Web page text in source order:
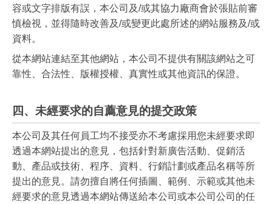
容或文字排版有誤，本公司及/或其協力廠商會於張貼前審
慎檢視，並得隨時改善及/或變更此處所述的網站服務及/或
資料。
從本網站連結至其他網站，本公司不提供有關該網站之可
靠性、合法性、版權授權、真實性或其他資訊的保證。
四、未經要求的自薦意見的提交政策
本公司及其任何員工均不接受亦不考慮採用您未經要求即
透過本網站提出的意見，包括針對新廣告活動、促銷活
動、產品或技術、程序、資料、行銷計劃或產品名稱等所
提出的意見。請勿擅自將任何插圖、範例、示範或其他未
經要求的意見透過本網站傳送給本公司或本公司公司的任